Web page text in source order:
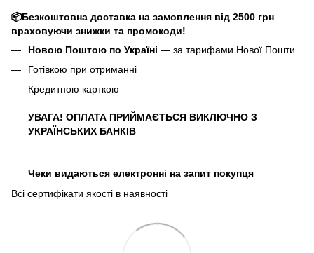
📦Безкоштовна доставка на замовлення від 2500 грн
враховуючи знижки та промокоди!
Новою Поштою по Україні — за тарифами Нової Пошти
Готівкою при отриманні
Кредитною карткою
УВАГА! ОПЛАТА ПРИЙМАЄТЬСЯ ВИКЛЮЧНО З
УКРАЇНСЬКИХ БАНКІВ
Чеки видаються електронні на запит покупця
Всі сертифікати якості в наявності